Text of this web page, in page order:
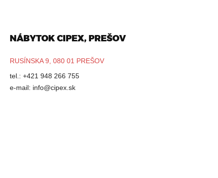
NÁBYTOK CIPEX, PREŠOV
RUSÍNSKA 9, 080 01 PREŠOV
tel.: +421 948 266 755
e-mail: info@cipex.sk